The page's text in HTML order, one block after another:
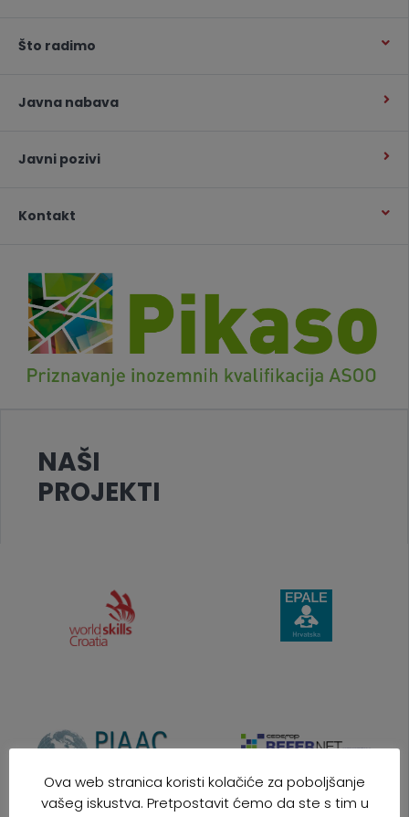
Što radimo
Javna nabava
Javni pozivi
Kontakt
NAŠI
PROJEKTI
Ova web stranica koristi kolačiće za poboljšanje
vašeg iskustva. Pretpostavit ćemo da ste s tim u